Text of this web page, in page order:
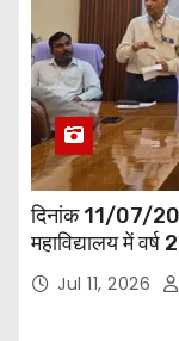
दिनांक 11/07/
महाविद्यालय में
प्राचार्य की
विभागाध्यक्ष एवं
Jul 11, 2026